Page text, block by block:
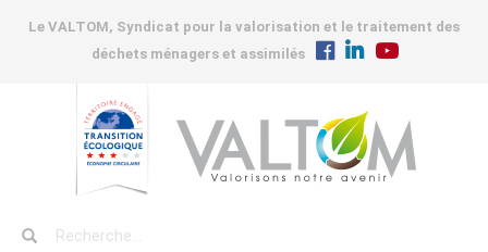
Le VALTOM, Syndicat pour la valorisation et le traitement des
déchets ménagers et assimilés